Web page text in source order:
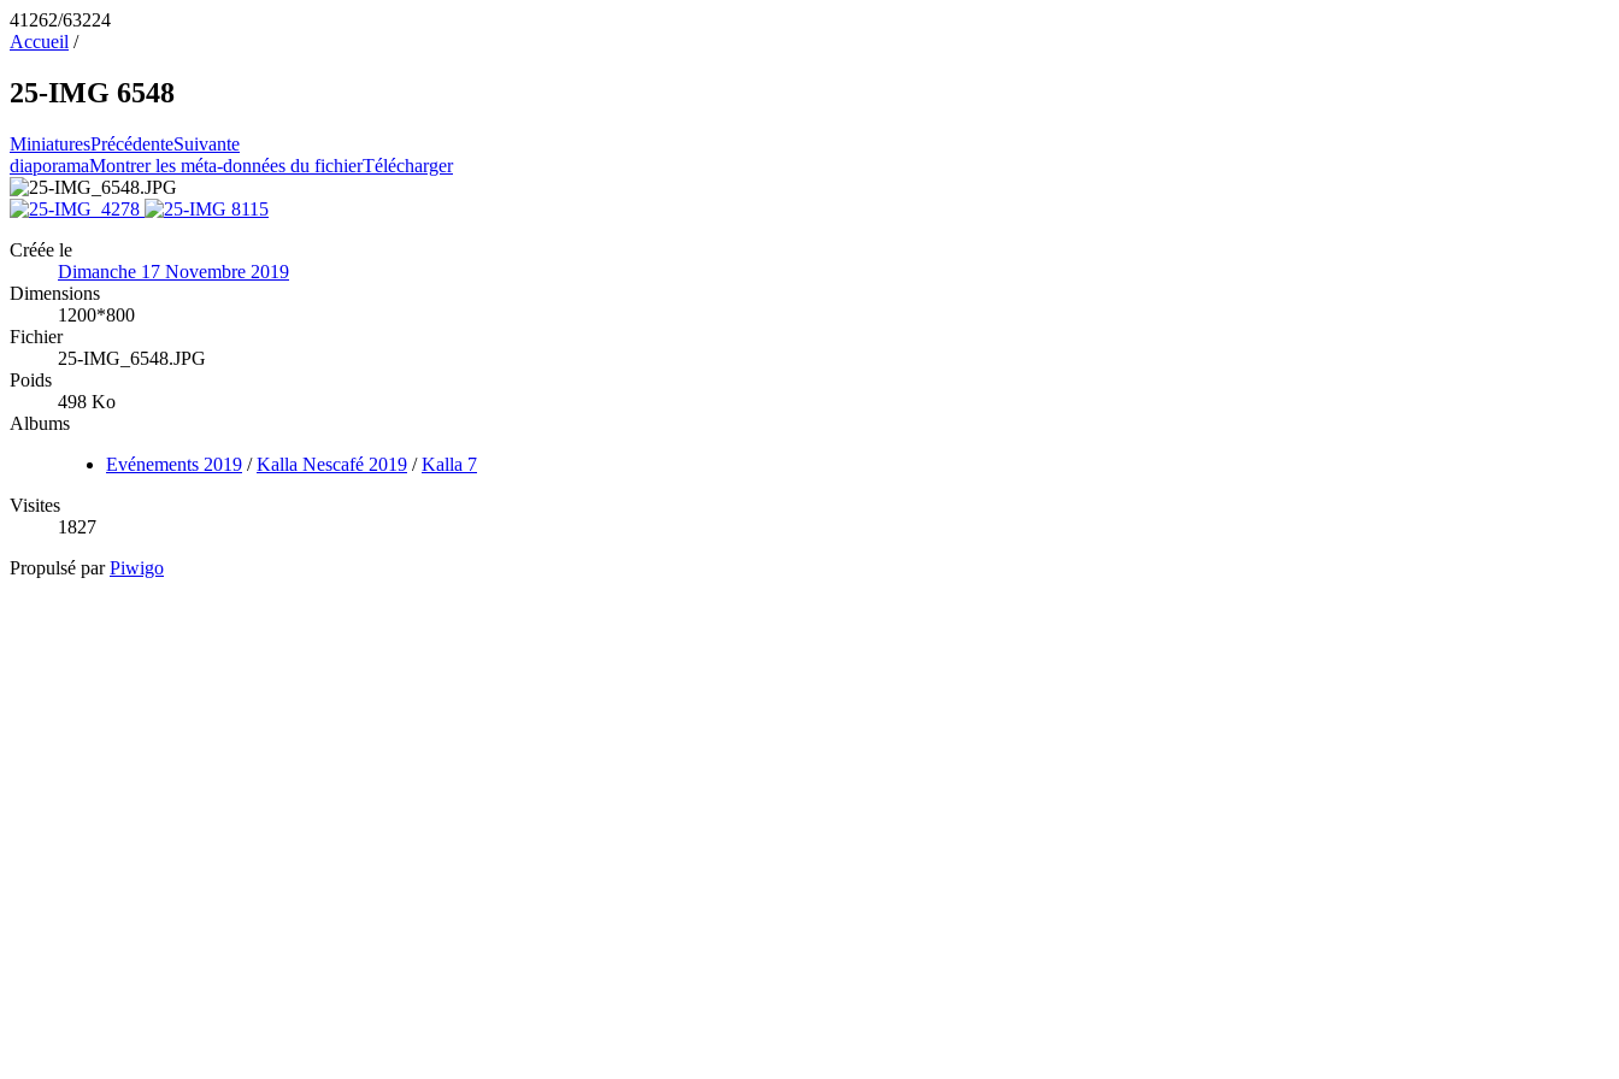
41262/63224
Accueil /
25-IMG 6548
MiniaturesPrécédenteSuivante
diaporamaMontrer les méta-données du fichierTélécharger
Créée le
Dimanche 17 Novembre 2019
Dimensions
1200*800
Fichier
25-IMG_6548.JPG
Poids
498 Ko
Albums
Evénements 2019 /Kalla Nescafé 2019 /Kalla 7
Visites
1827
Propulsé parPiwigo